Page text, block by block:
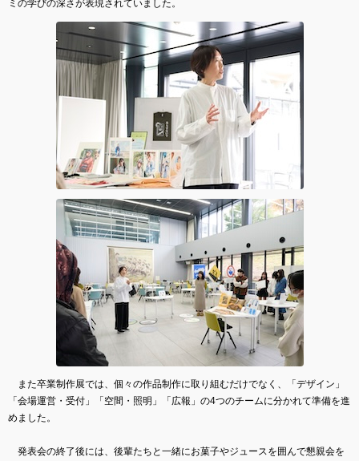
ミの学びの深さが表現されていました。
また卒業制作展では、個々の作品制作に取り組むだけでなく、「デザイン」
「会場運営・受付」「空間・照明」「広報」の4つのチームに分かれて準備を進
めました。
発表会の終了後には、後輩たちと一緒にお菓子やジュースを囲んで懇親会を